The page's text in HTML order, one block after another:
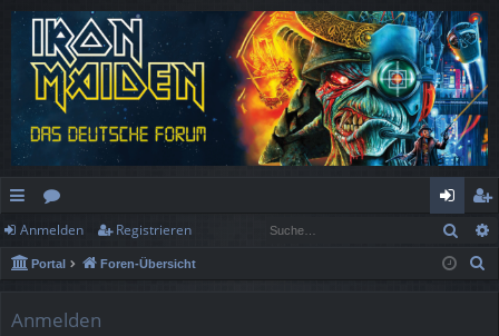
ch
ne
or
en
n
m
eg
ist
Anmelden Registrieren
Portal Foren-Übersicht
Anmelden